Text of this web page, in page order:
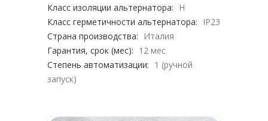
Класс изоляции альтернатора:
H
Класс герметичности альтернатора:
IP23
Страна производства:
Италия
Гарантия, срок (мес): 12 мес
Степень автоматизации: 1 (ручной
запуск)